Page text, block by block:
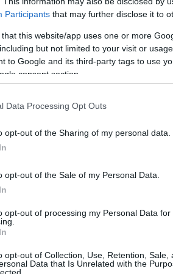
Participants that may further disclose it to
that this website/app uses one or more
but not limited to your visit or
to Google and its third-party tags to use
consent section.
Data Processing Opt Outs
opt-out of the Sharing of my personal data.
opt-out of the Sale of my Personal Data.
opt-out of processing my Personal Data for
opt-out of Collection, Use, Retention, Sale,
Data that Is Unrelated with the
de fichajes: Cunha, al Atleti…¿Saúl
agosto 2021 PorJesus Gallo
liberar masa salarial y Saúl Ñíguez puede
noruego Sorloth. Repasamos las últimas
del mercado de fichajes.
agosto 2021 PorJesus Gallo|
suplentes, expulsados...Estos cinco